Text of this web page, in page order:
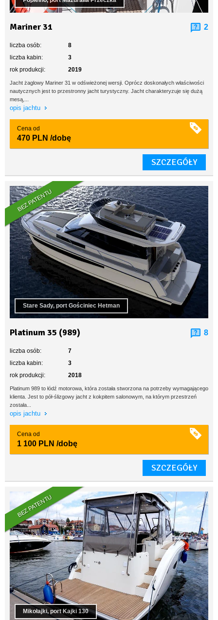
Mariner 31 2
liczba osób:
8
liczba kabin:
3
rok produkcji:
2019
Jacht żaglowy Mariner 31 w odświeżonej wersji. Oprócz doskonałych właściwości
nautycznych jest to przestronny jacht turystyczny. Jacht charakteryzuje się dużą
mesą,...
opis jachtu
Cena od
470 PLN /dobę
SZCZEGÓŁY
BEZ PATENTU
Stare Sady, port Gościniec Hetman
Platinum 35 (989) 8
liczba osób:
7
liczba kabin:
3
rok produkcji:
2018
Platinum 989 to łódź motorowa, która została stworzona na potrzeby wymagającego
klienta. Jest to pół-ślizgowy jacht z kokpitem salonowym, na którym przestrzeń
została...
opis jachtu
Cena od
1 100 PLN /dobę
SZCZEGÓŁY
BEZ PATENTU
Mikołajki, port Kajki 130